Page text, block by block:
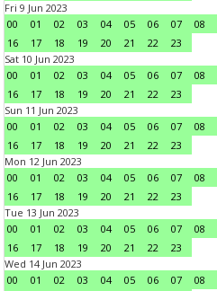
Fri 9 Jun 2023
00
01 02 03 04 05 06 07 08
16
17 18 19 20 21 22
23
Sat 10 Jun 2023
00
01 02 03 04 05 06 07 08
16
17 18 19 20 21 22
23
Sun 11 Jun 2023
00
01 02 03 04 05 06 07 08
16
17 18 19 20 21 22
23
Mon 12 Jun 2023
00
01 02 03 04 05 06 07 08
16
17 18 19 20 21 22
23
Tue 13 Jun 2023
00
01 02 03 04 05 06 07 08
16
17 18 19 20 21 22
23
Wed 14 Jun 2023
00
01 02 03 04 05 06 07 08